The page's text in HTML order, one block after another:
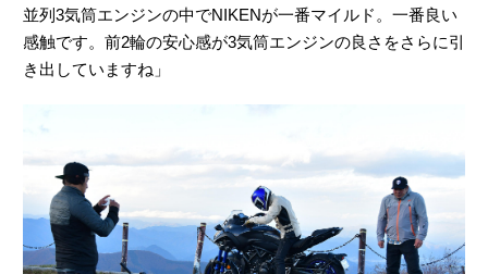
並列3気筒エンジンの中でNIKENが一番マイルド。一番良い
感触です。前2輪の安心感が3気筒エンジンの良さをさらに引
き出していますね」